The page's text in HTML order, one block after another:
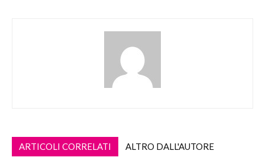
ARTICOLI CORRELATI ALTRO DALL'AUTORE